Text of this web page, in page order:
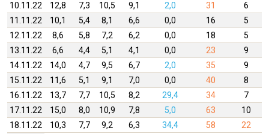
10.11.22
12,8 7,3 10,5 9,1 2,0 31 6
11.11.22
10,1 5,4 8,1 6,6 0,0 16 5
12.11.22
8,6 5,8 7,2 6,2 0,0 18 5
13.11.22
6,6 4,4 5,1 4,1 0,0 23
9
14.11.22
14,0 4,7 9,5 6,7 2,0 35 9
15.11.22
11,6 5,1 9,1 7,0 0,0 40
8
16.11.22
13,7 7,7 10,5 8,2 29,4 34 7
17.11.22
15,0 8,0 10,9 7,8 5,0 63 10
18.11.22
10,3 7,7 9,2 6,3 34,4 58 22